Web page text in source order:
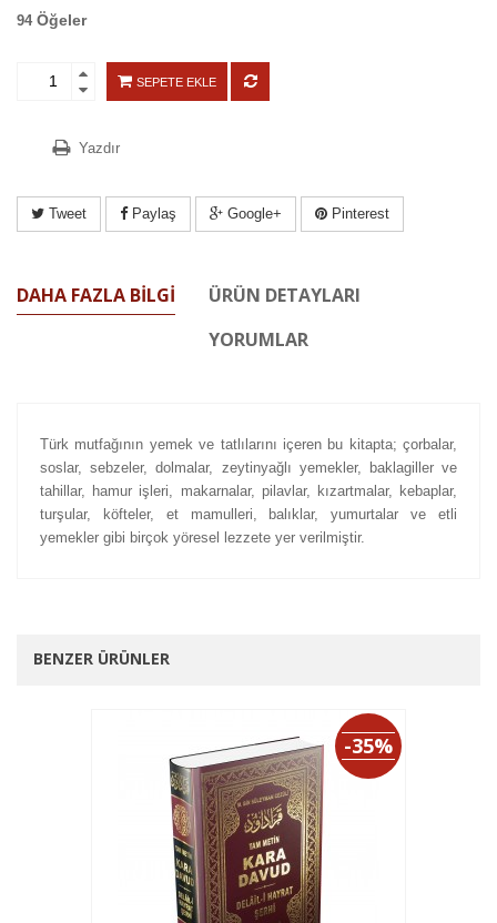
94 Öğeler
SEPETE EKLE
Yazdır
Tweet Paylaş Google+ Pinterest
DAHA FAZLA BILGI
ÜRÜN DETAYLARI
YORUMLAR
Türk mutfağının yemek ve tatlılarını içeren bu kitapta; çorbalar,
soslar, sebzeler, dolmalar, zeytinyağlı yemekler, baklagiller ve
tahillar, hamur işleri, makarnalar, pilavlar, kızartmalar, kebaplar,
turşular, köfteler, et mamulleri, balıklar, yumurtalar ve etli
yemekler gibi birçok yöresel lezzete yer verilmiştir.
BENZER ÜRÜNLER
-35%